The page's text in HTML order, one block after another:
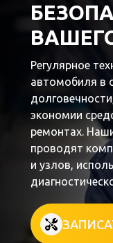
Регулярное
автомобиля в
экономии
ремонтах.
проводят
и узлов,